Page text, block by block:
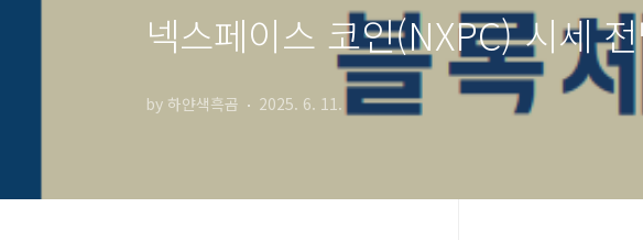
넥스페이스 코인(NXPC) 시세
by 하얀색흑곰 2025. 6. 11.